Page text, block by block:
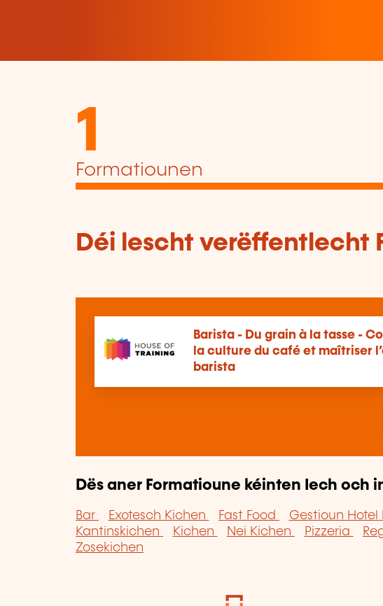
1
Formatiounen
Déi lescht verëffentlecht
Barista - Du grain à la tasse -
la culture du café et maîtriser
barista
Dës aner Formatioune kéinten Iech och
Bar Exotesch Kichen Fast Food Gestioun Hotel
Kantinskichen
Kichen Nei Kichen Pizzeria
Zosekichen